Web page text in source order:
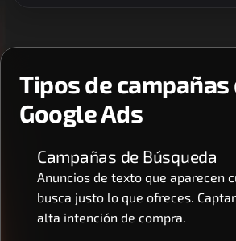
Tipos de campañas
Google Ads
Campañas de Búsqueda
Anuncios de texto que aparecen
busca justo lo que ofreces.
alta intención de compra.